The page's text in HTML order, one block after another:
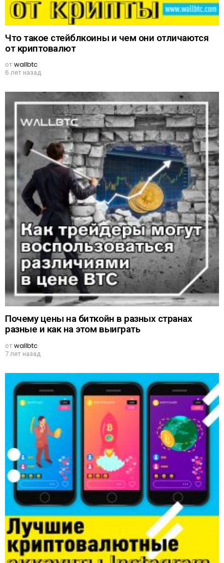
Что такое стейблкоины и чем они отличаются
от криптовалют
отwallbtc
6 лет назад
Почему цены на биткойн в разных странах
разные и как на этом выиграть
отwallbtc
7 лет назад